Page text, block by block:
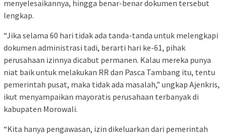
menyelesaikannya, hingga benar-benar dokumen tersebut
lengkap.
“Jika selama 60 hari tidak ada tanda-tanda untuk melengkapi
dokumen administrasi tadi, berarti hari ke-61, pihak
perusahaan izinnya dicabut permanen. Kalau mereka punya
niat baik untuk melakukan RR dan Pasca Tambang itu, tentu
pemerintah pusat, maka tidak ada masalah,” ungkap Ajenkris,
ikut menyampaikan mayoratis perusahaan terbanyak di
kabupaten Morowali.
“Kita hanya pengawasan, izin dikeluarkan dari pemerintah